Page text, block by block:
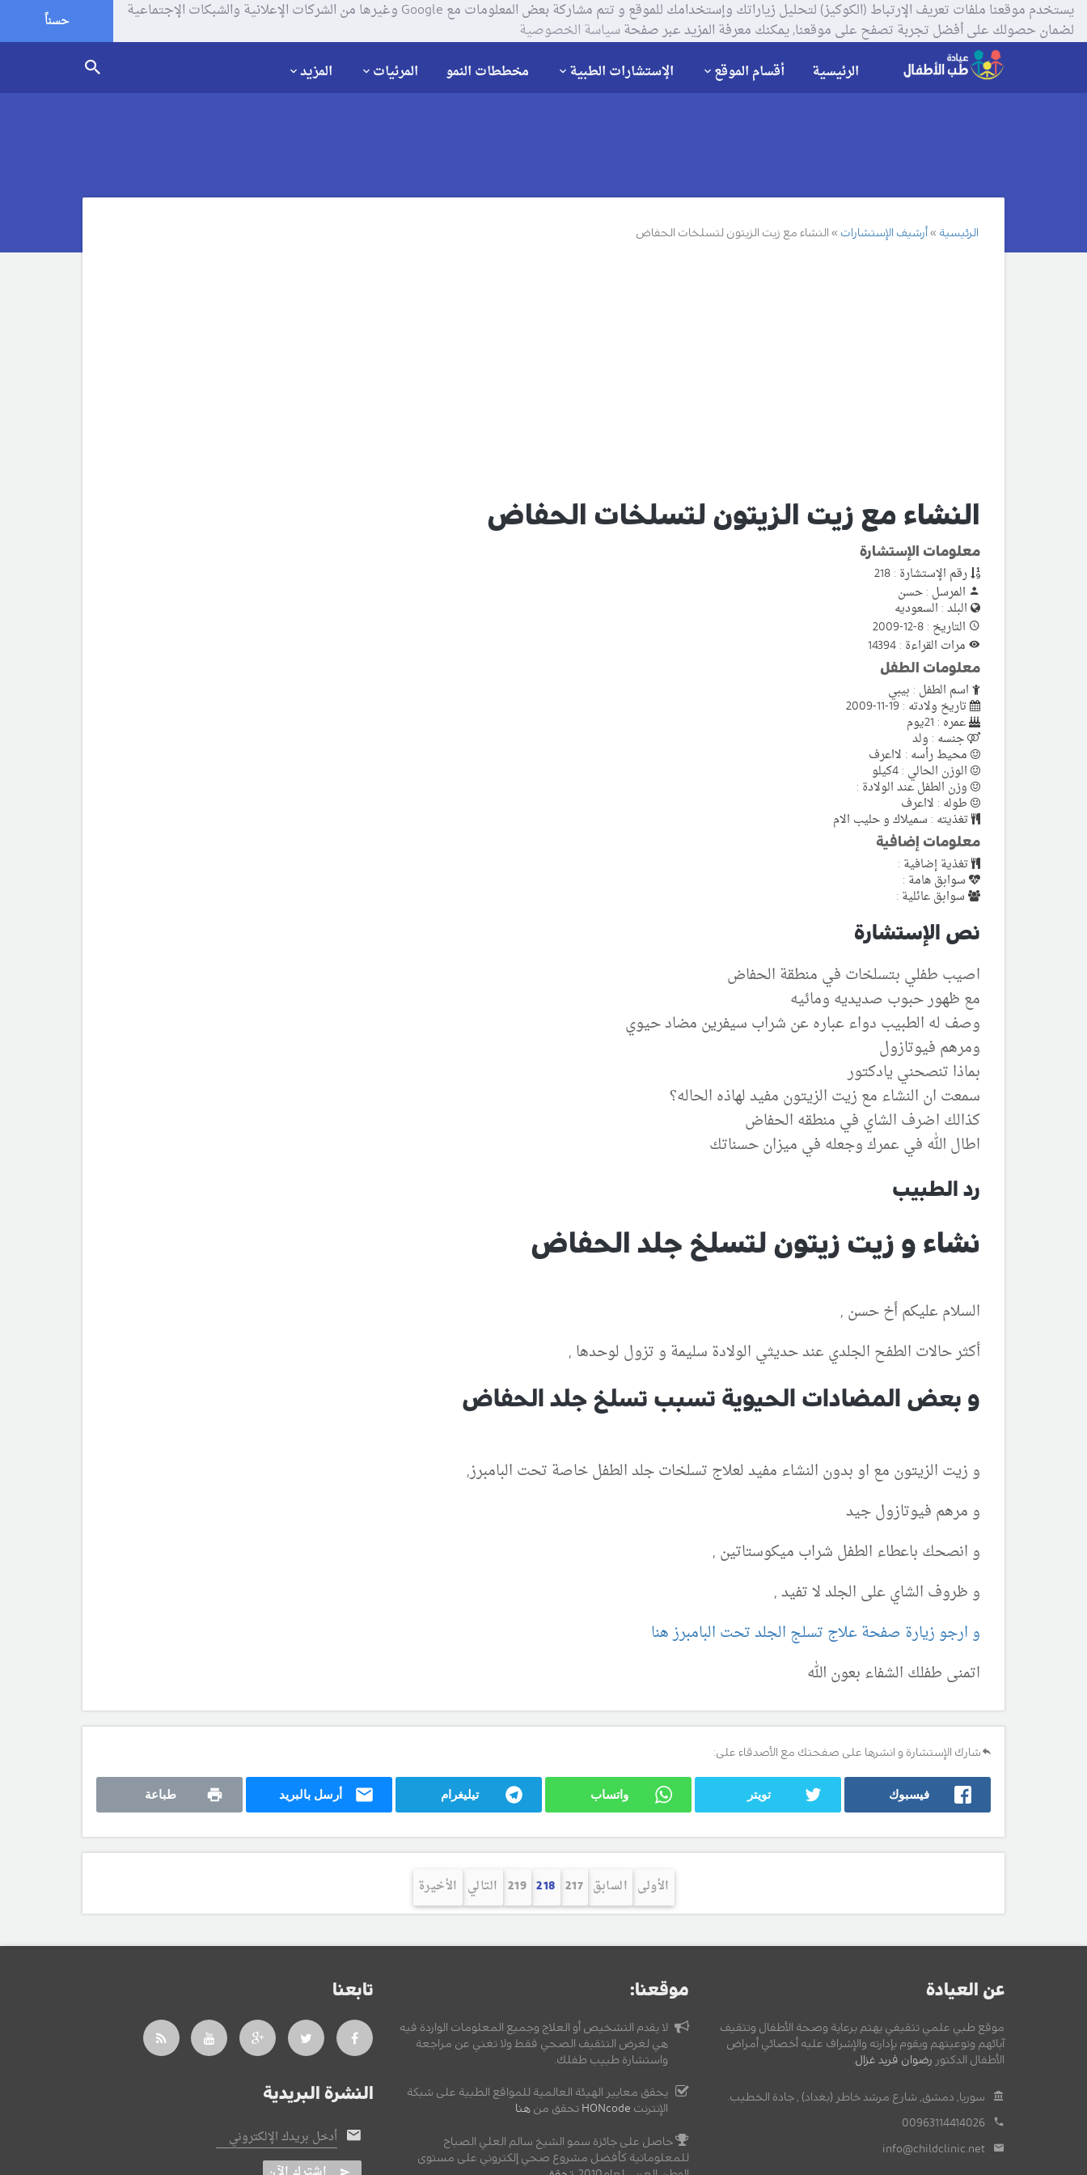
يستخدم موقعنا ملفات تعريف الإرتباط (الكوكيز) لتحليل زياراتك وإستخدامك للموقع و تتم مشاركة بعض المعلومات مع Google وغيرها من الشركات الإعلانية والشبكات الإجتماعية
لضمان حصولك على أفضل تجربة تصفح على موقعنا, يمكنك معرفة المزيد عبر صفحةسياسة الخصوصية حسناً
الرئيسية أقسام الموقع الإستشارات الطبية مخططات النمو المرئيات المزيد
الرئيسية أرشيف الإستشارات النشاء مع زيت الزيتون لتسلخات الحفاض
النشاء مع زيت الزيتون لتسلخات الحفاض
معلومات الإستشارة
رقم الإستشارة : 218
المرسل : حسن
البلد : السعوديه
التاريخ : 8-12-2009
مرات القراءة : 14394
معلومات الطفل
اسم الطفل : بيبي
تاريخ ولادته : 19-11-2009
عمره : 21يوم
جنسه : ولد
محيط رأسه : لااعرف
الوزن الحالي : 4كيلو
وزن الطفل عند الولادة :
طوله : لااعرف
تغذيته : سميلاك و حليب الام
معلومات إضافية
تغذية إضافية :
سوابق هامة :
سوابق عائلية :
نص الإستشارة
اصيب طفلي بتسلخات في منطقة الحفاض
مع ظهور حبوب صديديه ومائيه
وصف له الطبيب دواء عباره عن شراب سيفرين مضاد حيوي
ومرهم فيوتازول
بماذا تنصحني يادكتور
سمعت ان النشاء مع زيت الزيتون مفيد لهاذه الحاله؟
كذالك اضرف الشاي في منطقه الحفاض
اطال الله في عمرك وجعله في ميزان حسناتك
رد الطبيب
نشاء و زيت زيتون لتسلخ جلد الحفاض
السلام عليكم أخ حسن ,
أكثر حالات الطفح الجلدي عند حديثي الولادة سليمة و تزول لوحدها ,
و بعض المضادات الحيوية تسبب تسلخ جلد الحفاض
و زيت الزيتون مع او بدون النشاء مفيد لعلاج تسلخات جلد الطفل خاصة تحت البامبرز,
و مرهم فيوتازول جيد
و انصحك باعطاء الطفل شراب ميكوستاتين ,
و ظروف الشاي على الجلد لا تفيد ,
و ارجو زيارة صفحة علاج تسلج الجلد تحت البامبرز هنا
اتمنى طفلك الشفاء بعون الله
شارك الإستشارة و انشرها على صفحتك مع الأصدقاء على:
فيسبوك تويتر واتساب تيليغرام أرسل بالبريد طباعة
الأولى السابق 217
218
219 التالي الأخيرة
عن العيادة
موقع طبي علمي تثقيفي يهتم برعاية وصحة الأطفال وتثقيف
آبائهم وتوعيتهم ويقوم بإدارته والإشراف عليه أخصائي أمراض
الأطفال الدكتور رضوان فريد غزال
سوريا, دمشق, شارع مرشد خاطر (بغداد) , جادة الخطيب.
00963114414026
info@childclinic.net
موقعنا:
لا يقدم التشخيص أو العلاج وجميع المعلومات الواردة فيه
هي لغرض التثقيف الصحي فقط ولا تغني عن مراجعة
واستشارة طبيب طفلك.
يحقق معايير الهيئة العالمية للمواقع الطبية على شبكة
الإنترنت HONcode تحقق من هنا
حاصل على جائزة سمو الشيخ سالم العلي الصباح
للمعلوماتية كأفضل مشروع صحي إلكتروني على مستوى
تابعنا
النشرة البريدية
أدخل بريدك الإلكتروني